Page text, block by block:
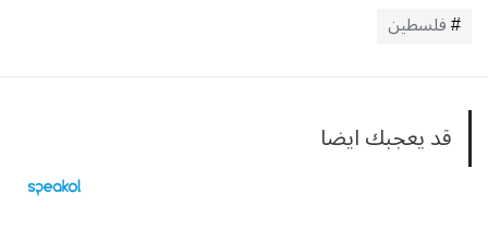
فلسطين
قد يعجبك ايضا